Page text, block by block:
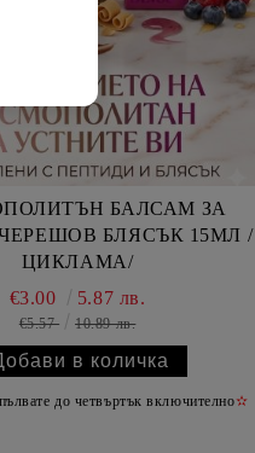
БАЛСАМ ЗА
БЛЯСЪК 15МЛ /
ЦИКЛАМА/
€3.00
5.87 лв.
€5.57 10.89 лв.
до четвъртък включително✫